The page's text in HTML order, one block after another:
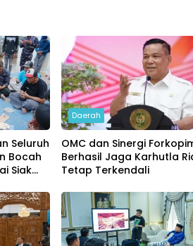
Seluruh
Bocah
Siak
Daerah
OMC dan Sinergi
Berhasil Jaga Karhutla
Tetap Terkendali